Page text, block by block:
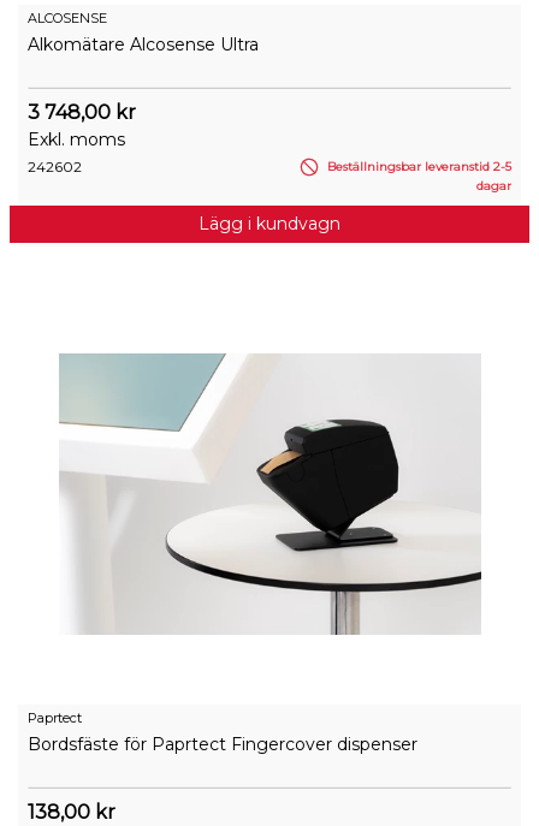
ALCOSENSE
Alkomätare Alcosense Ultra
3 748,00 kr
Exkl. moms
242602
Beställningsbar leveranstid 2-5
dagar
Lägg i kundvagn
Paprtect
Bordsfäste för Paprtect Fingercover dispenser
138,00 kr